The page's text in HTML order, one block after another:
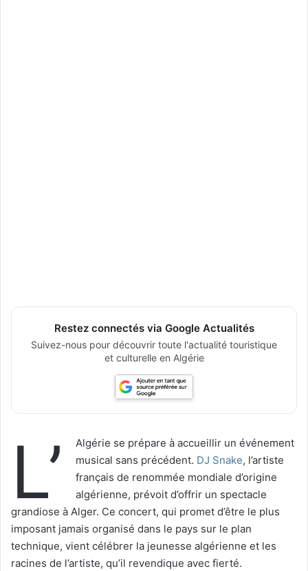
Restez connectés via Google Actualités
Suivez-nous pour découvrir toute l'actualité touristique
et culturelle en Algérie
L’
Algérie se prépare à accueillir un événement
musical sans précédent. DJ Snake, l’artiste
français de renommée mondiale d’origine
algérienne, prévoit d’offrir un spectacle
grandiose à Alger. Ce concert, qui promet d’être le plus
imposant jamais organisé dans le pays sur le plan
technique, vient célébrer la jeunesse algérienne et les
racines de l’artiste, qu’il revendique avec fierté.